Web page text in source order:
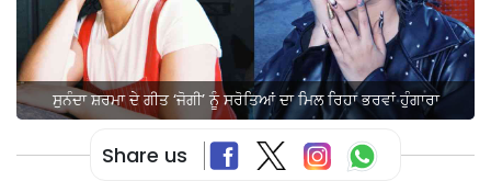
ਸੁਨੰਦਾ ਸ਼ਰਮਾ ਦੇ ਗੀਤ ‘ਜੋਗੀ’ ਨੂੰ ਸਰੋਤਿਆਂ ਦਾ ਮਿਲ ਰਿਹਾ ਭਰਵਾਂ ਹੁੰਗਾਰਾ
Share us